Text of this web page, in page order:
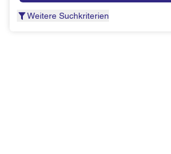
Weitere Suchkriterien